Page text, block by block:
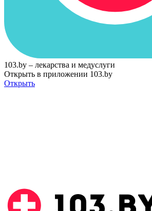
103.by – лекарства и медуслуги
Открыть в приложении 103.by
Открыть